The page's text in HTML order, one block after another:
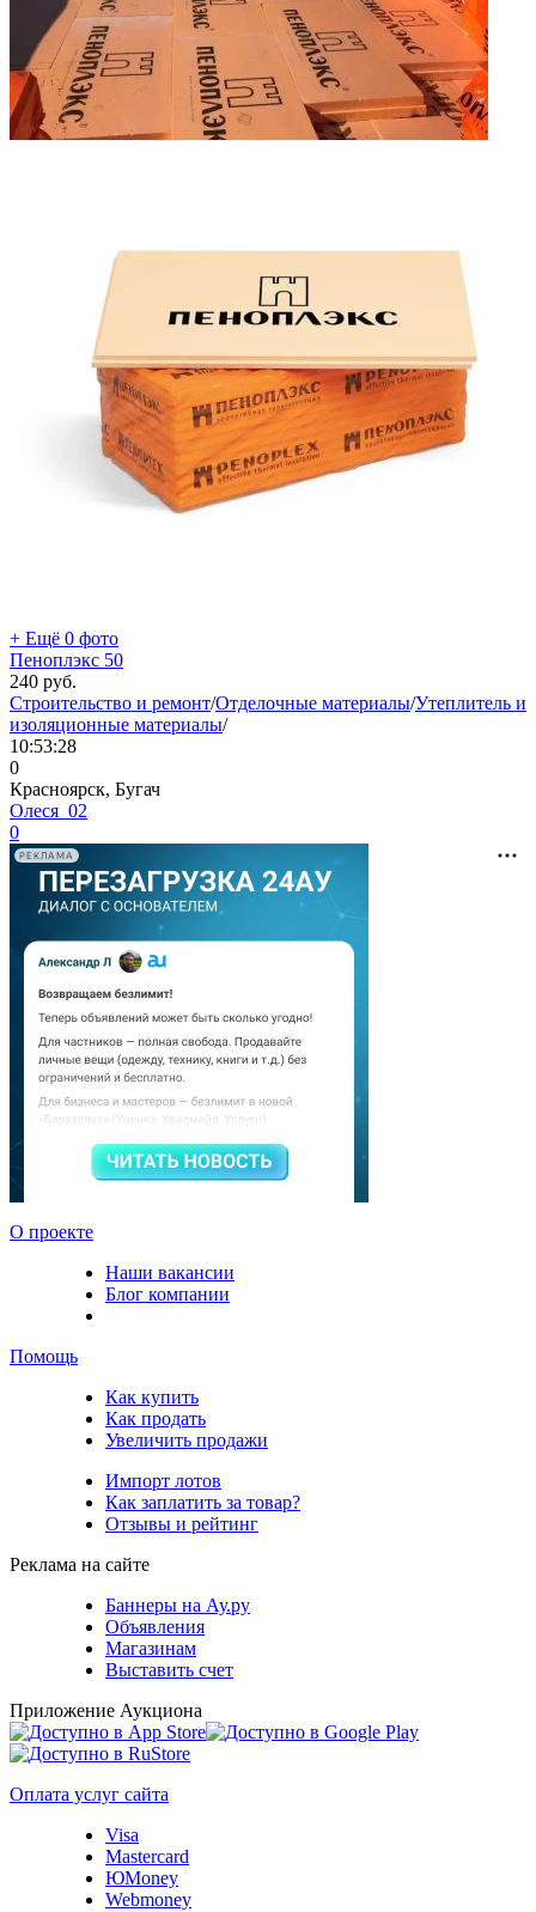
+ Ещё 0 фото
Пеноплэкс 50
240 руб.
Строительство и ремонт/Отделочные материалы/Утеплитель и
изоляционные материалы/
10:53:28
0
Красноярск, Бугач
Олеся_02
0
РЕКЛАМА
О проекте
Наши вакансии
Блог компании
Помощь
Как купить
Как продать
Увеличить продажи
Импорт лотов
Как заплатить за товар?
Отзывы и рейтинг
Реклама на сайте
Баннеры на Ау.ру
Объявления
Магазинам
Выставить счет
Приложение Аукциона
Оплата услуг сайта
Visa
Mastercard
ЮMoney
Webmoney